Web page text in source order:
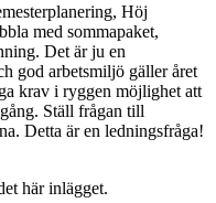
Höj
med sommapaket,
Det är ju en
god arbetsmiljö gäller året
krav i ryggen möjlighet att
Ställ frågan till
Detta är en ledningsfråga!
här inlägget.